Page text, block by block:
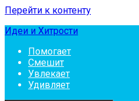
Перейти к контенту
Идеи и Хитрости
Помогает
Смешит
Увлекает
Удивляет